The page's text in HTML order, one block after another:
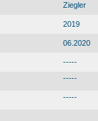
Ziegler
2019
06.2020
-----
-----
-----